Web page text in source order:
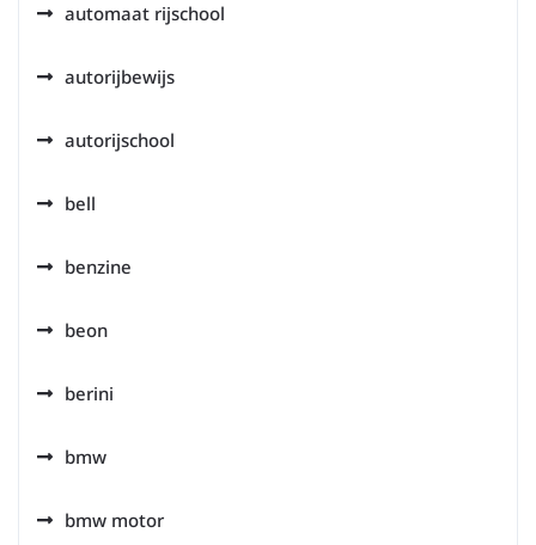
automaat rijschool
autorijbewijs
autorijschool
bell
benzine
beon
berini
bmw
bmw motor